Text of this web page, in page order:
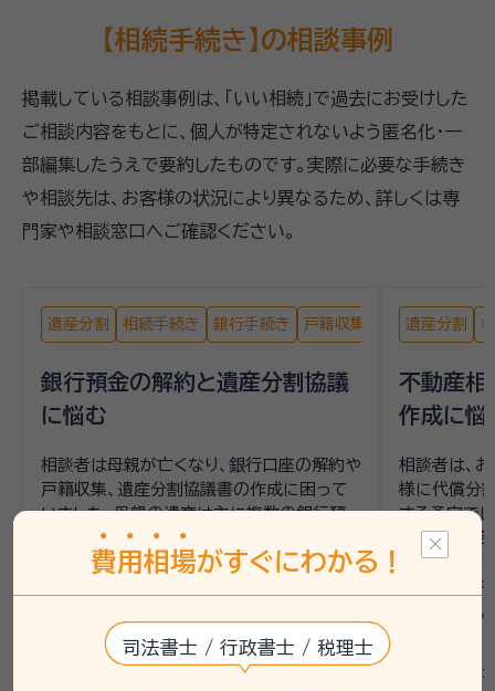
【相続手続き】の相談事例
掲載している相談事例は、「いい相続」で過去にお受けした
ご相談内容をもとに、個人が特定されないよう匿名化・一
部編集したうえで要約したものです。実際に必要な手続き
や相談先は、お客様の状況により異なるため、詳しくは専
門家や相談窓口へご確認ください。
遺産分割 相続手続き 銀行手続き 戸籍収集
銀行預金の解約と遺産分割協議
に悩む
相談者は母親が亡くなり、銀行口座の解約や
戸籍収集、遺産分割協議書の作成に困って
いました。母親の遺産は主に複数の銀行預
金で、兄弟姉妹である姉と共に相続人となっ
ています。遺言書がないため、遺産分割協議
行手続きや管理会社への連絡もまだ進めら
れていない状況でした。
遺産分割
不動産相
作成に悩
相談者は、
様に代償分
する予定で
ため、期間
で支払いた
産分割協議
受けました。
税金面での
費用 相場がすぐにわかる！
司法書士 / 行政書士 / 税理士